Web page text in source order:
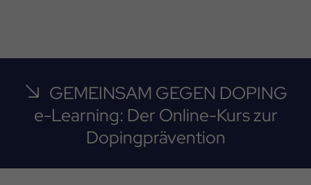
GEMEINSAM GEGEN DOPING
e-Learning: Der Online-Kurs zur
Dopingprävention